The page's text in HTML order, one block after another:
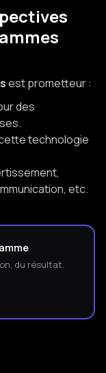
est prometteur :
des
technologie
etc.
du résultat.